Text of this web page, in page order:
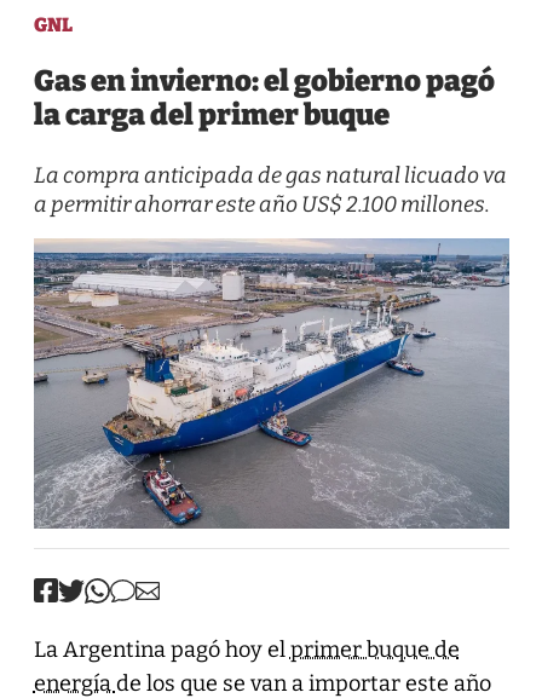
GNL
Gas en invierno: el gobierno pagó
la carga del primer buque
La compra anticipada de gas natural licuado va
a permitir ahorrar este año US$ 2.100 millones.
La Argentina pagó hoy elprimer buque de
energíade los que se van a importar este año